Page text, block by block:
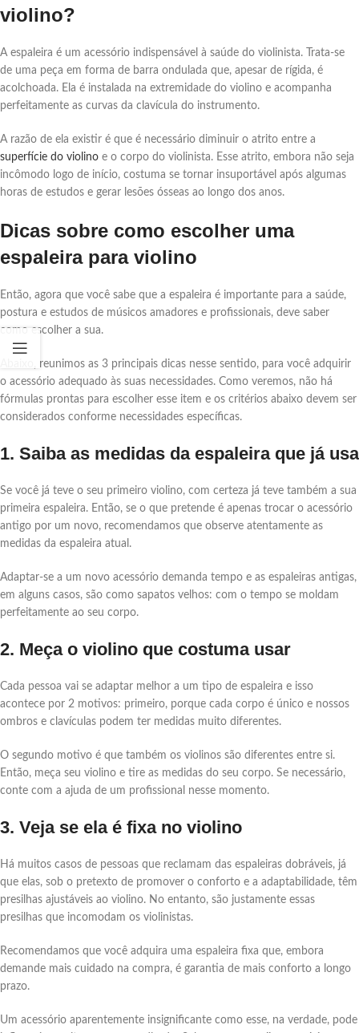
violino?
A espaleira é um acessório indispensável à saúde do violinista. Trata-se
de uma peça em forma de barra ondulada que, apesar de rígida, é
acolchoada. Ela é instalada na extremidade do violino e acompanha
perfeitamente as curvas da clavícula do instrumento.
A razão de ela existir é que é necessário diminuir o atrito entre a
superfície do violino e o corpo do violinista. Esse atrito, embora não seja
incômodo logo de início, costuma se tornar insuportável após algumas
horas de estudos e gerar lesões ósseas ao longo dos anos.
Dicas sobre como escolher uma
espaleira para violino
Então, agora que você sabe que a espaleira é importante para a saúde,
postura e estudos de músicos amadores e profissionais, deve saber
como escolher a sua.
Abaixo, reunimos as 3 principais dicas nesse sentido, para você adquirir
o acessório adequado às suas necessidades. Como veremos, não há
fórmulas prontas para escolher esse item e os critérios abaixo devem ser
considerados conforme necessidades específicas.
1. Saiba as medidas da espaleira que já usa
Se você já teve o seu primeiro violino, com certeza já teve também a sua
primeira espaleira. Então, se o que pretende é apenas trocar o acessório
antigo por um novo, recomendamos que observe atentamente as
medidas da espaleira atual.
Adaptar-se a um novo acessório demanda tempo e as espaleiras antigas,
em alguns casos, são como sapatos velhos: com o tempo se moldam
perfeitamente ao seu corpo.
2. Meça o violino que costuma usar
Cada pessoa vai se adaptar melhor a um tipo de espaleira e isso
acontece por 2 motivos: primeiro, porque cada corpo é único e nossos
ombros e clavículas podem ter medidas muito diferentes.
O segundo motivo é que também os violinos são diferentes entre si.
Então, meça seu violino e tire as medidas do seu corpo. Se necessário,
conte com a ajuda de um profissional nesse momento.
3. Veja se ela é fixa no violino
Há muitos casos de pessoas que reclamam das espaleiras dobráveis, já
que elas, sob o pretexto de promover o conforto e a adaptabilidade, têm
presilhas ajustáveis ao violino. No entanto, são justamente essas
presilhas que incomodam os violinistas.
Recomendamos que você adquira uma espaleira fixa que, embora
demande mais cuidado na compra, é garantia de mais conforto a longo
prazo.
Um acessório aparentemente insignificante como esse, na verdade, pode